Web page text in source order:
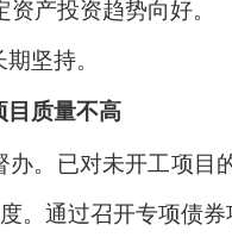
产投资趋势向好。
坚持。
目质量不高
。已对未开工项目
。通过召开专项债